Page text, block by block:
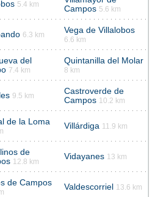
5.4 km
Campos 5.6 km
6.3 km Vega de Villalobos
6.6 km
del
7.4 km
Quintanilla del Molar
8 km
9.5 km
Castroverde de
Campos 10.2 km
de la Loma Villárdiga 11.9 km
de
12.8 km
Vidayanes 13 km
de Campos Valdescorriel 13.6 km